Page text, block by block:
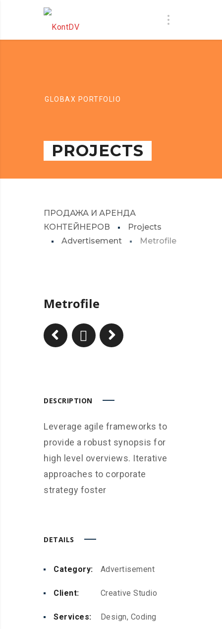
GLOBAX PORTFOLIO
PROJECTS
ПРОДАЖА И АРЕНДА
КОНТЕЙНЕРОВ
Projects
Advertisement
Metrofile
Metrofile
DESCRIPTION
Leverage agile frameworks to
provide a robust synopsis for
high level overviews. Iterative
approaches to corporate
strategy foster
DETAILS
Category: Advertisement
Client: Creative Studio
Services: Design, Coding